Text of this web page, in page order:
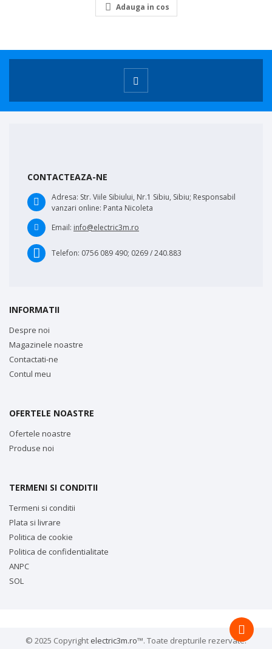
 Adauga in cos
CONTACTEAZA-NE
Adresa: Str. Viile Sibiului, Nr.1 Sibiu, Sibiu; Responsabil
vanzari online: Panta Nicoleta
Email: info@electric3m.ro
Telefon: 0756 089 490; 0269 / 240.883
INFORMATII
Despre noi
Magazinele noastre
Contactati-ne
Contul meu
OFERTELE NOASTRE
Ofertele noastre
Produse noi
TERMENI SI CONDITII
Termeni si conditii
Plata si livrare
Politica de cookie
Politica de confidentialitate
ANPC
SOL
© 2025 Copyright electric3m.ro™. Toate drepturile rezervate.